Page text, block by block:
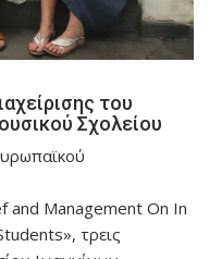
του
Σχολείου
and Management On In
τρεις